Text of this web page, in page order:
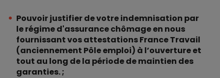
Pouvoir justifier de votre indemnisation par
le régime d'assurance chômage en nous
fournissant vos attestations France Travail
(anciennement Pôle emploi) à l’ouverture et
tout au long de la période de maintien des
garanties. ;